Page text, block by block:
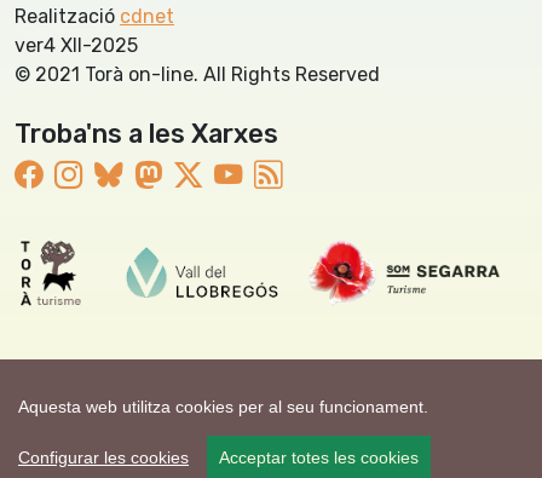
Aquesta web utilitza cookies per al seu funcionament.
Configurar les cookies Acceptar totes les cookies
Realització cdnet
ver4 XII-2025
© 2021 Torà on-line. All Rights Reserved
Troba'ns a les Xarxes